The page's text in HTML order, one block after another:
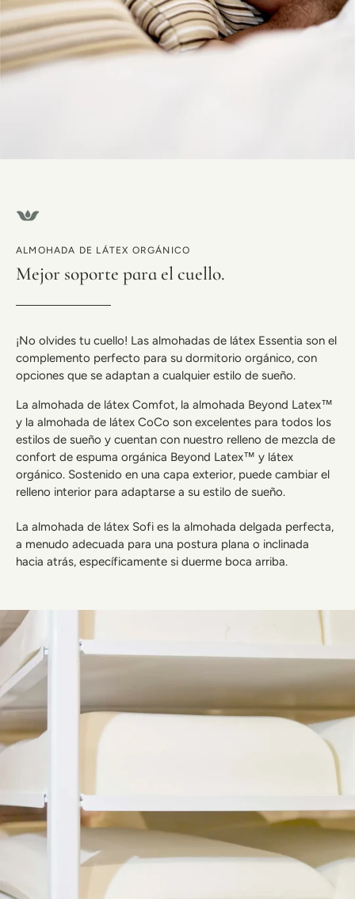
ALMOHADA DE LÁTEX ORGÁNICO
Mejor soporte para el cuello.
¡No olvides tu cuello! Las almohadas de látex Essentia son el
complemento perfecto para su dormitorio orgánico, con
opciones que se adaptan a cualquier estilo de sueño.
La almohada de látex Comfot, la almohada Beyond Latex™
y la almohada de látex CoCo son excelentes para todos los
estilos de sueño y cuentan con nuestro relleno de mezcla de
confort de espuma orgánica Beyond Latex™ y látex
orgánico. Sostenido en una capa exterior, puede cambiar el
relleno interior para adaptarse a su estilo de sueño.
La almohada de látex Sofi es la almohada delgada perfecta,
a menudo adecuada para una postura plana o inclinada
hacia atrás, específicamente si duerme boca arriba.